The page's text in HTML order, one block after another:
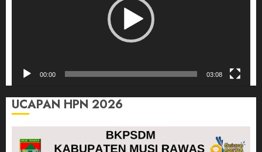
00:00 03:08
UCAPAN HPN 2026